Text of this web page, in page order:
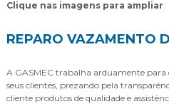
Clique nas imagens para ampliar
REPARO VAZAMENTO
A GASMEC trabalha arduamente para
seus clientes, prezando pela
cliente produtos de qualidade e